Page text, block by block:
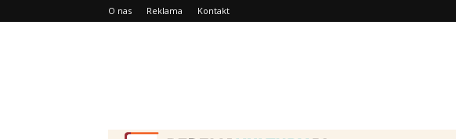
O nas Reklama Kontakt